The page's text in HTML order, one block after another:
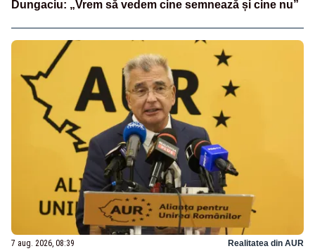
Dungaciu: „Vrem să vedem cine semnează și cine nu”
7 aug. 2026, 08:39 Realitatea din AUR